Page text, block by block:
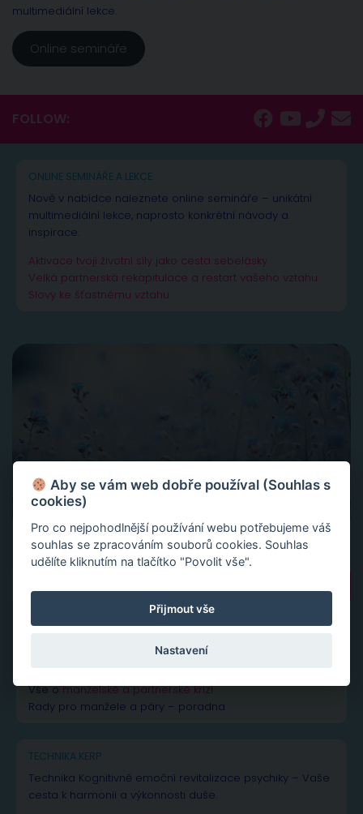
multimediální lekce.
Online semináře
FOLLOW:
ONLINE SEMINÁŘE A LEKCE
Nově v nabídce naleznete online semináře – unikátní
multimediální lekce, naprosto konkrétní návody a
inspirace.
Aktivace tvojí životní síly jako cesta sebelásky
Velká partnerská rekapitulace a restart vašeho vztahu
Slovy ke šťastnému vztahu
NEJČTENĚJŠÍ PŘÍSPĚVKY A ČLÁNKY
Vše omanželské a partnerské krizi
Rady pro manžele a páry – poradna
TECHNIKA KERP
Technika Kognitivně emoční revitalizace psychiky – Vaše
cesta k harmonii a výkonnosti duše.
Aby se vám web dobře používal (Souhlas s
cookies)
Pro co nejpohodlnější používání webu potřebujeme váš
souhlas se zpracováním souborů cookies. Souhlas
udělíte kliknutím na tlačítko "Povolit vše".
Přijmout vše
Nastavení